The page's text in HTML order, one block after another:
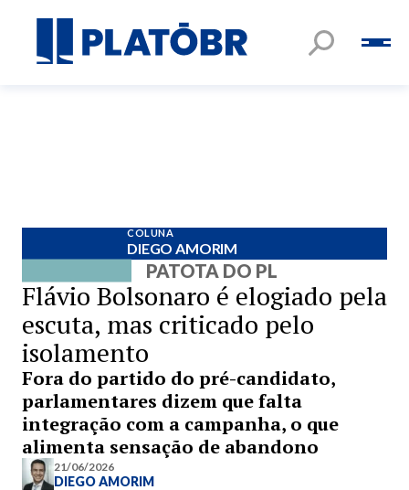
COLUNA
DIEGO AMORIM
PATOTA DO PL
Flávio Bolsonaro é elogiado pela
escuta, mas criticado pelo
isolamento
Fora do partido do pré-candidato,
parlamentares dizem que falta
integração com a campanha, o que
alimenta sensação de abandono
21/06/2026
DIEGO AMORIM